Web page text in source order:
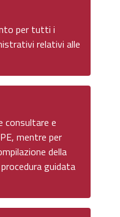
per tutti i
relativi alle
consultare e
mentre per
della
guidata